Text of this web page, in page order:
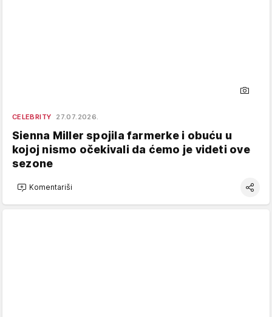
CELEBRITY 27.07.2026.
Sienna Miller spojila farmerke i obuću u
kojoj nismo očekivali da ćemo je videti ove
sezone
Komentariši